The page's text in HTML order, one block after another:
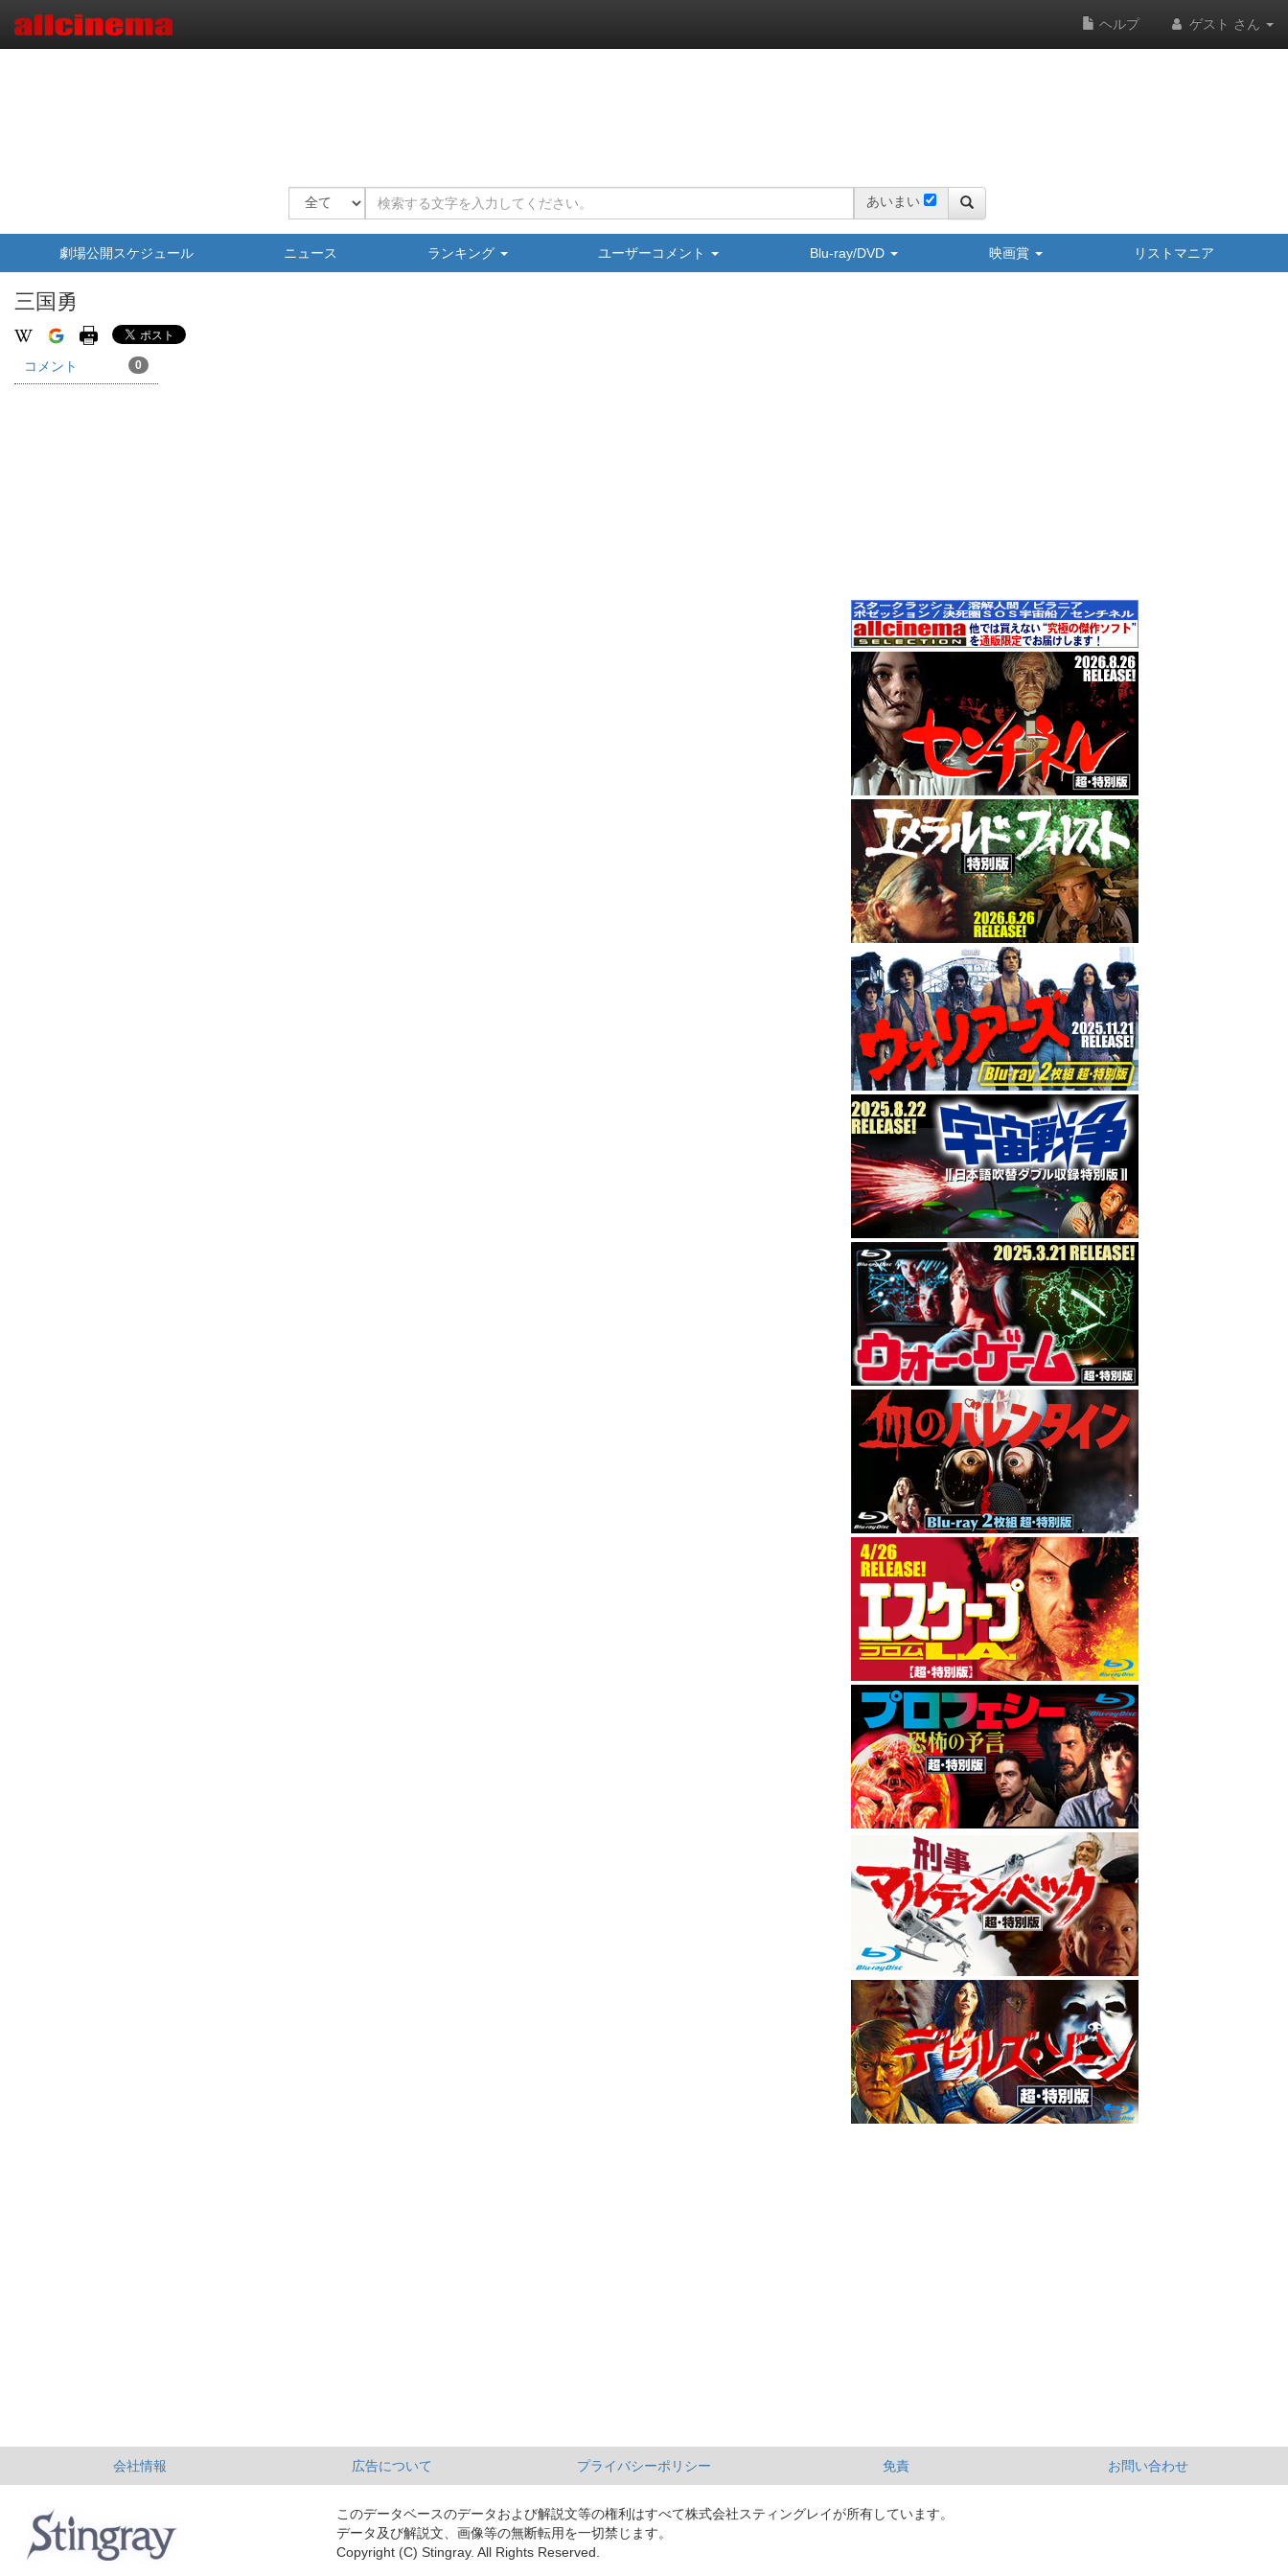
ヘルプ ゲスト さん
あいまい
劇場公開スケジュール ニュース ランキング ユーザーコメント Blu-ray/DVD 映画賞 リストマニア
三国勇
コメント 0
会社情報 広告について プライバシーポリシー 免責 お問い合わせ
このデータベースのデータおよび解説文等の権利はすべて株式会社スティングレイが所有しています。
データ及び解説文、画像等の無断転用を一切禁じます。
Copyright (C) Stingray. All Rights Reserved.